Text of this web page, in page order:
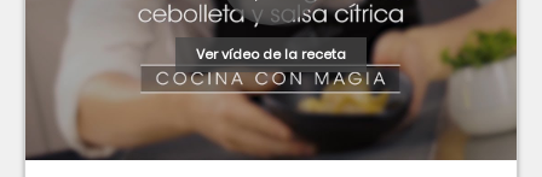
Ver vídeo de la receta